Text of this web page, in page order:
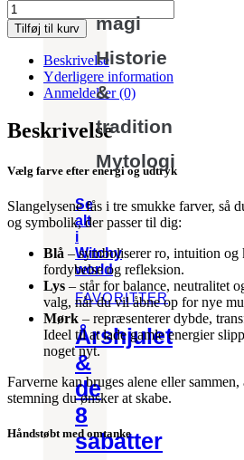
magi
Historie
&
tradition
Mytologi
Se
alt
i
Witchy
world
FAVORITTER
Årshjulet
&
de
8
sabatter
Tilføj til kurv
Beskrivelse
Yderligere information
Anmeldelser (0)
Beskrivelse
Vælg farve efter energi og udtryk
Slangelysene fås i tre smukke farver, så
og symbolik, der passer til dig:
Blå – symboliserer ro, intuition
fordybelse og refleksion.
Lys – står for balance, neutralitet
valg, når du vil åbne op for nye
Mørk – repræsenterer dybde,
Ideel til at lade gamle energier
noget nyt.
Farverne kan bruges alene eller
stemning du ønsker at skabe.
Håndstøbt med omtanke